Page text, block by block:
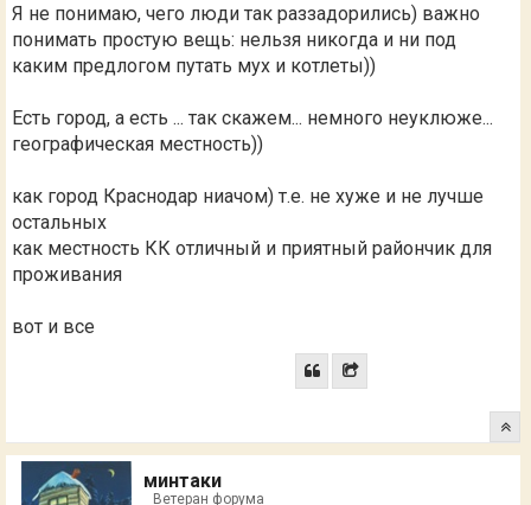
Я не понимаю, чего люди так раззадорились) важно
понимать простую вещь: нельзя никогда и ни под
каким предлогом путать мух и котлеты))
Есть город, а есть ... так скажем... немного неуклюже...
географическая местность))
как город Краснодар ниачом) т.е. не хуже и не лучше
остальных
как местность КК отличный и приятный райончик для
проживания
вот и все
минтаки
Ветеран форума